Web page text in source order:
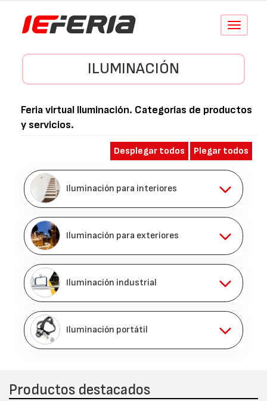
Conmutar
ILUMINACIÓN
Feria virtual Iluminación. Categorías de productos
y servicios.
Desplegar todos Plegar todos
Iluminación para interiores
Iluminación para exteriores
Iluminación industrial
Iluminación portátil
Productos destacados